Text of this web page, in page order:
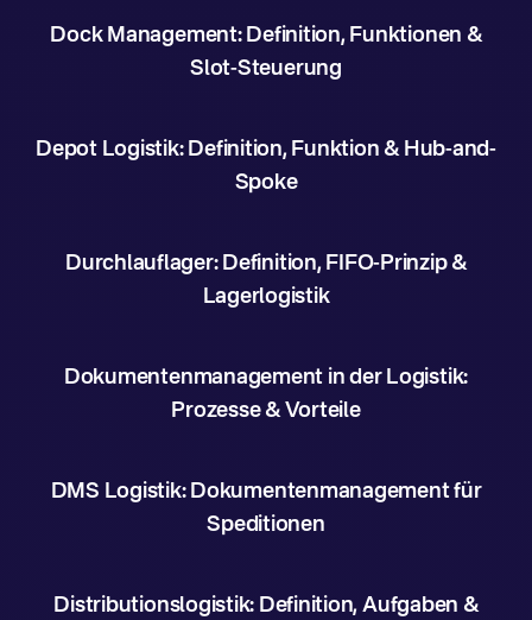
Dock Management: Definition, Funktionen &
Slot-Steuerung
Depot Logistik: Definition, Funktion & Hub-and-
Spoke
Durchlauflager: Definition, FIFO-Prinzip &
Lagerlogistik
Dokumentenmanagement in der Logistik:
Prozesse & Vorteile
DMS Logistik: Dokumentenmanagement für
Speditionen
Distributionslogistik: Definition, Aufgaben &